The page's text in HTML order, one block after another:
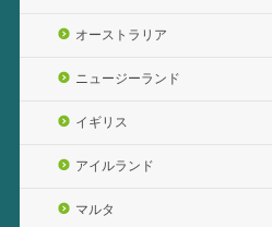
オーストラリア
ニュージーランド
イギリス
アイルランド
マルタ